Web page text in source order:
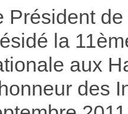
Président
la
aux
des